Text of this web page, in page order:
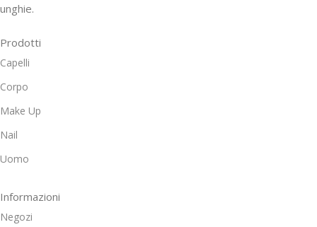
unghie.
Prodotti
Capelli
Corpo
Make Up
Nail
Uomo
Informazioni
Negozi